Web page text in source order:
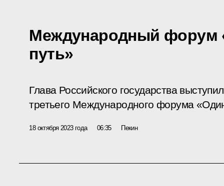
Международный форум
путь»
Глава Российского государства
третьего Международного форума
18 октября 2023 года 06:35 Пекин